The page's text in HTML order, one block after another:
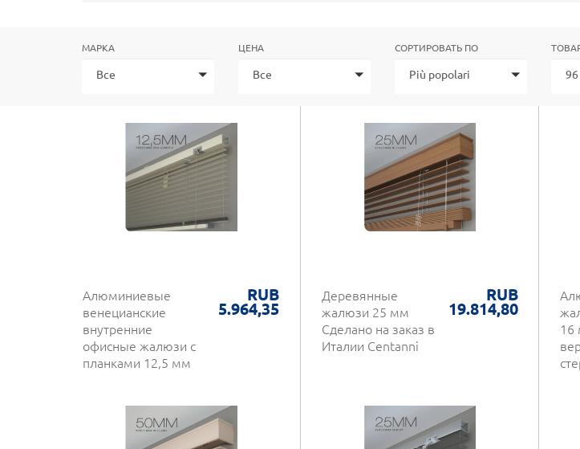
МАРКА
Все
ЦЕНА
Все
СОРТИРОВАТЬ ПО
Più popolari 96
Алюминиевые
венецианские
внутренние
офисные жалюзи с
планками 12,5 мм
RUB
5.964,35
Деревянные
жалюзи 25 мм
Сделано на заказ в
Италии Centanni
RUB
19.814,80
16